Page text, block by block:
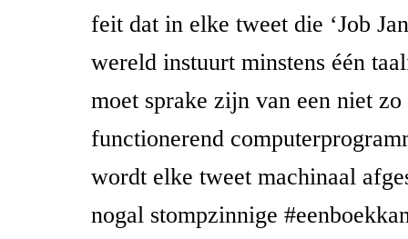
feit dat in elke tweet die ‘Job
wereld instuurt minstens één
moet sprake zijn van een niet
functionerend
wordt elke tweet machinaal
nogal stompzinnige